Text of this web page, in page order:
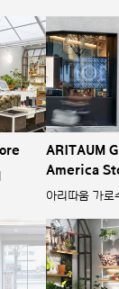
ARITAUM
America
아리따움 가로